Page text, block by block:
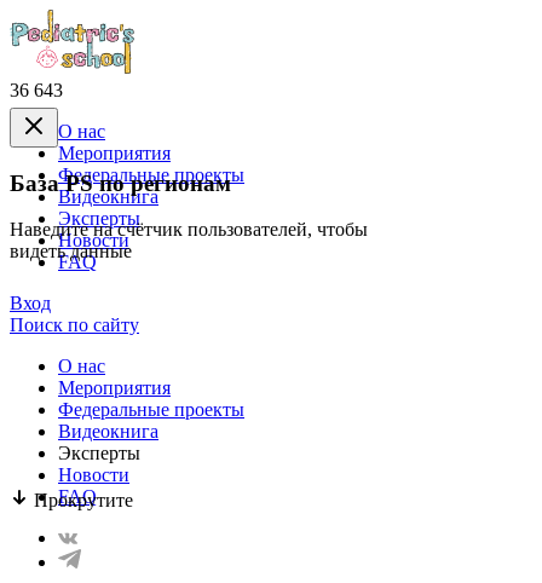
36 643
База PS по регионам
Наведите на счётчик пользователей, чтобы
видеть данные
Прокрутите
О нас
Mероприятия
Федеральные проекты
Видеокнига
Эксперты
Новости
FAQ
Вход
Поиск по сайту
О нас
Mероприятия
Федеральные проекты
Видеокнига
Эксперты
Новости
FAQ